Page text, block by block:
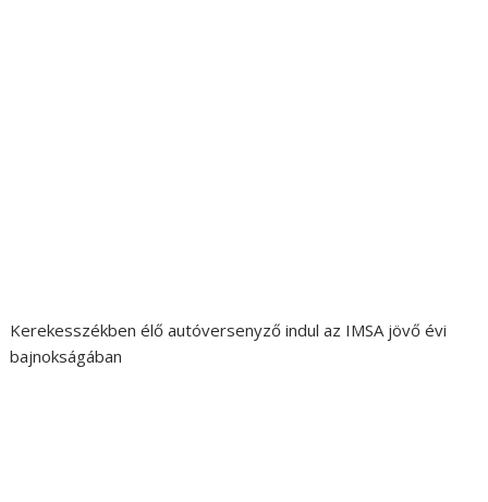
Kerekesszékben élő autóversenyző indul az IMSA jövő évi
bajnokságában